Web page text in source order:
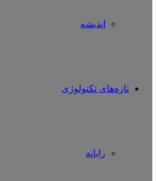
اندیشه
تازه‌های تکنولوژی
رایانه